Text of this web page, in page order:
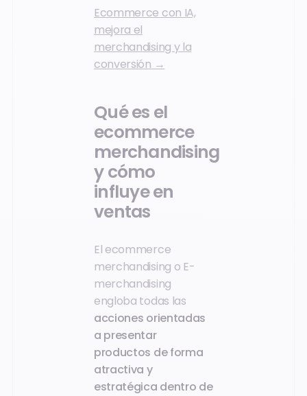
Ecommerce con IA,
mejora el
merchandising y la
conversión →
Qué es el
ecommerce
merchandising
y cómo
influye en
ventas
El ecommerce
merchandising o E-
merchandising
engloba todas las
acciones orientadas
a presentar
productos de forma
atractiva y
estratégica dentro de